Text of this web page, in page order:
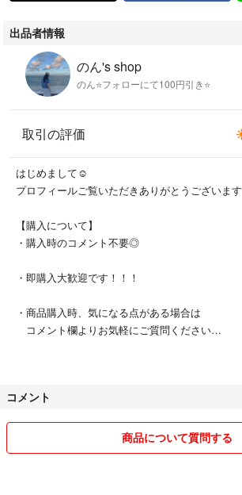
出品者情報
のん's shop
のん⭐️フォローにて100円引き⭐️
取引の評価
はじめまして☺︎
プロフィールご覧いただきありがとうございます
【購入について】
・購入時のコメント不要◎
・即購入大歓迎です！！！
・商品購入時、気になる点がある場合は
コメント欄よりお気軽にご質問ください
（1000円以下の商品は割引き不可）
・購入後のお値下げはできません
購入前にコメントよりお知らせください
コメント
商品について質問する